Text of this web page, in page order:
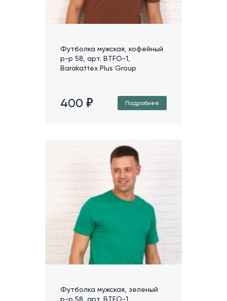
Футболка мужская, кофейный
р-р 58, арт. BTFO-1,
Barakattex Plus Group
400 Подробнее
Футболка мужская, зеленый
р-р 58, арт. BTFO-1,